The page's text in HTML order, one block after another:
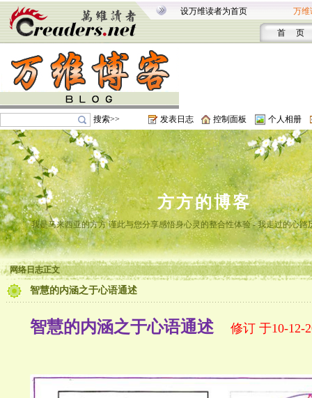
设万维读者为首页 万维
首 页
搜索>> 发表日志 控制面板 个人相册
方方的博客
我是马来西亚的方方 谨此与您分享感悟身心灵的整合性体验 - 我走过的心路
网络日志正文
智慧的内涵之于心语通述
智慧的内涵之于心语通述 修订 于10-12-